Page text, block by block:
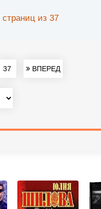
из 37
37 ВПЕРЕД